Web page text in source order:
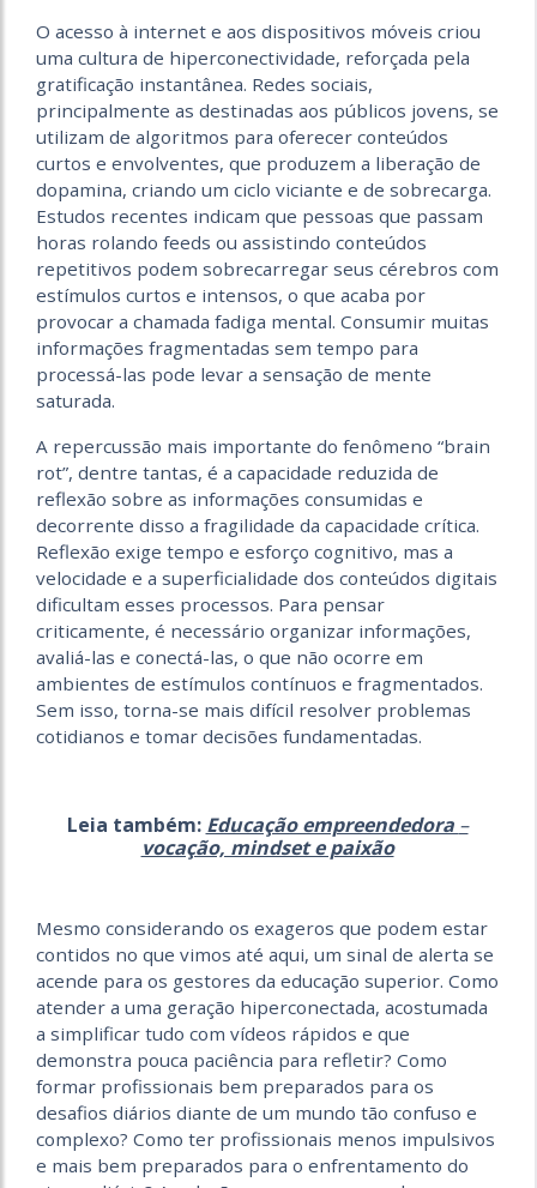
O acesso à internet e aos dispositivos móveis criou
uma cultura de hiperconectividade, reforçada pela
gratificação instantânea. Redes sociais,
principalmente as destinadas aos públicos jovens, se
utilizam de algoritmos para oferecer conteúdos
curtos e envolventes, que produzem a liberação de
dopamina, criando um ciclo viciante e de sobrecarga.
Estudos recentes indicam que pessoas que passam
horas rolando feeds ou assistindo conteúdos
repetitivos podem sobrecarregar seus cérebros com
estímulos curtos e intensos, o que acaba por
provocar a chamada fadiga mental. Consumir muitas
informações fragmentadas sem tempo para
processá-las pode levar a sensação de mente
saturada.
A repercussão mais importante do fenômeno “brain
rot”, dentre tantas, é a capacidade reduzida de
reflexão sobre as informações consumidas e
decorrente disso a fragilidade da capacidade crítica.
Reflexão exige tempo e esforço cognitivo, mas a
velocidade e a superficialidade dos conteúdos digitais
dificultam esses processos. Para pensar
criticamente, é necessário organizar informações,
avaliá-las e conectá-las, o que não ocorre em
ambientes de estímulos contínuos e fragmentados.
Sem isso, torna-se mais difícil resolver problemas
cotidianos e tomar decisões fundamentadas.
Leia também: Educação empreendedora –
vocação, mindset e paixão
Mesmo considerando os exageros que podem estar
contidos no que vimos até aqui, um sinal de alerta se
acende para os gestores da educação superior. Como
atender a uma geração hiperconectada, acostumada
a simplificar tudo com vídeos rápidos e que
demonstra pouca paciência para refletir? Como
formar profissionais bem preparados para os
desafios diários diante de um mundo tão confuso e
complexo? Como ter profissionais menos impulsivos
e mais bem preparados para o enfrentamento do